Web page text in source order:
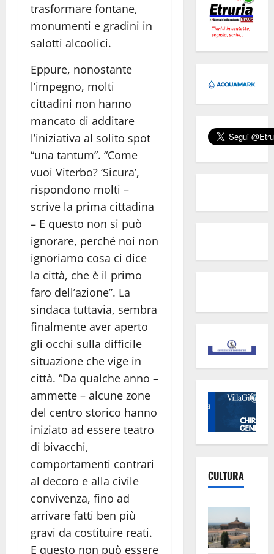
trasformare fontane,
monumenti e gradini in
salotti alcoolici.
Eppure, nonostante
l’impegno, molti
cittadini non hanno
mancato di additare
l’iniziativa al solito spot
“una tantum”. “Come
vuoi Viterbo? ‘Sicura’,
rispondono molti –
scrive la prima cittadina
– E questo non si può
ignorare, perché noi non
ignoriamo cosa ci dice
la città, che è il primo
faro dell’azione”. La
sindaca tuttavia, sembra
finalmente aver aperto
gli occhi sulla difficile
situazione che vige in
città. “Da qualche anno –
ammette – alcune zone
del centro storico hanno
iniziato ad essere teatro
di bivacchi,
comportamenti contrari
al decoro e alla civile
convivenza, fino ad
arrivare fatti ben più
gravi da costituire reati.
E questo non può essere
CULTURA